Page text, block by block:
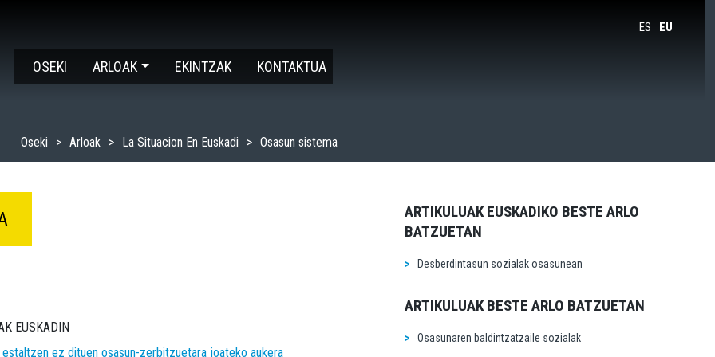
ES EU
OSEKI ARLOAK EKINTZAK KONTAKTUA
Oseki Arloak La Situacion En Euskadi Osasun sistema
EUSKADIN
ez dituen osasun-zerbitzuetara joateko aukera
ARTIKULUAK EUSKADIKO BESTE ARLO
BATZUETAN
Desberdintasun sozialak osasunean
ARTIKULUAK BESTE ARLO BATZUETAN
Osasunaren baldintzatzaile sozialak